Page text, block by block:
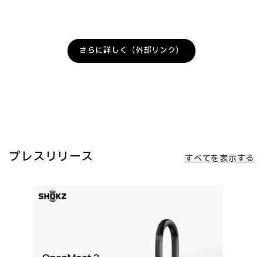
さらに詳しく（外部リンク）
プレスリリース すべてを表示する